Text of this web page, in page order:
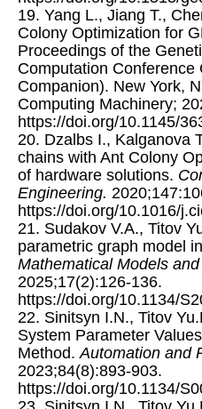
19. Yang L., Jiang T.,
Colony Optimization for
Proceedings of the
Computation
Companion). New York,
Computing Machinery;
https://doi.org/10.1145/
20. Dzalbs I., Kalganova
chains with Ant Colony
of hardware solutions.
Engineering.
https://doi.org/10.1016/
21. Sudakov V.A., Titov
parametric graph model
Mathematical Models
2025;17(2):126-136.
https://doi.org/10.1134/
22. Sinitsyn I.N., Titov
System Parameter
Method.Automation and
2023;84(8):893-903.
https://doi.org/10.1134/